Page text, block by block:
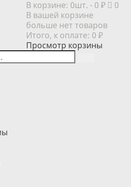
В корзине: 0шт. - 0 ₽
0
В вашей корзине
больше нет товаров
Итого, к оплате: 0 ₽
Просмотр корзины